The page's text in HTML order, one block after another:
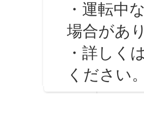
・運転中
場合があ
・詳しく
ください。